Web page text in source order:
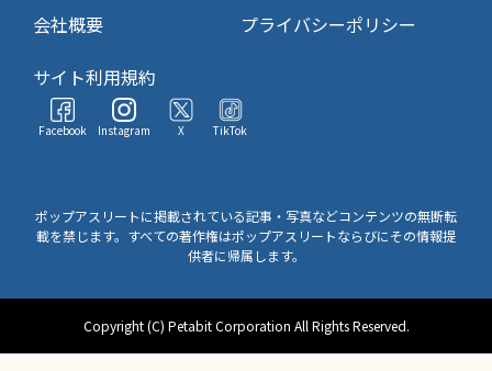
会社概要
プライバシーポリシー
サイト利用規約
Facebook Instagram X TikTok
ポップアスリートに掲載されている記事・写真などコンテンツの無断転
載を禁じます。すべての著作権はポップアスリートならびにその情報提
供者に帰属します。
Copyright (C) Petabit Corporation All Rights Reserved.